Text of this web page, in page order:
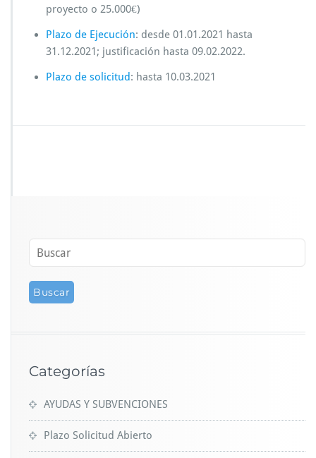
proyecto o 25.000€)
Plazo de Ejecución: desde 01.01.2021 hasta
31.12.2021; justificación hasta 09.02.2022.
Plazo de solicitud: hasta 10.03.2021
Categorías
AYUDAS Y SUBVENCIONES
Plazo Solicitud Abierto